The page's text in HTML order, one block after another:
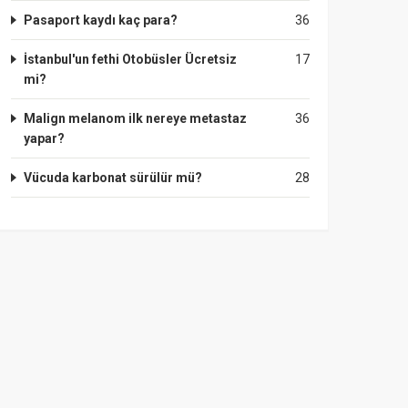
36
Pasaport kaydı kaç para?
17
İstanbul'un fethi Otobüsler Ücretsiz
mi?
36
Malign melanom ilk nereye metastaz
yapar?
28
Vücuda karbonat sürülür mü?